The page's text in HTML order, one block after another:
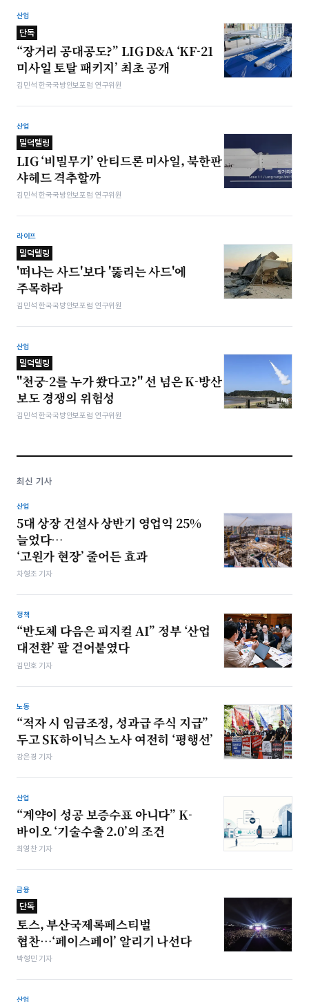
산업
단독
“장거리 공대공도?” LIG D&A ‘KF-21
미사일 토탈 패키지’ 최초 공개
김민석 한국국방안보포럼 연구위원
산업
밀덕텔링
LIG ‘비밀무기’ 안티드론 미사일, 북한판
샤헤드 격추할까
김민석 한국국방안보포럼 연구위원
라이프
밀덕텔링
'떠나는 사드'보다 '뚫리는 사드'에
주목하라
김민석 한국국방안보포럼 연구위원
산업
밀덕텔링
"천궁-2를 누가 쐈다고?" 선 넘은 K-방산
보도 경쟁의 위험성
김민석 한국국방안보포럼 연구위원
최신 기사
산업
5대 상장 건설사 상반기 영업익 25%
늘었다…
‘고원가 현장’ 줄어든 효과
차형조 기자
정책
“반도체 다음은 피지컬 AI” 정부 ‘산업
대전환’ 팔 걷어붙였다
김민호 기자
노동
“적자 시 임금조정, 성과급 주식 지급”
두고 SK하이닉스 노사 여전히 ‘평행선’
강은경 기자
산업
“계약이 성공 보증수표 아니다” K-
바이오 ‘기술수출 2.0’의 조건
최영찬 기자
금융
단독
토스, 부산국제록페스티벌
협찬…‘페이스페이’ 알리기 나선다
박형민 기자
산업